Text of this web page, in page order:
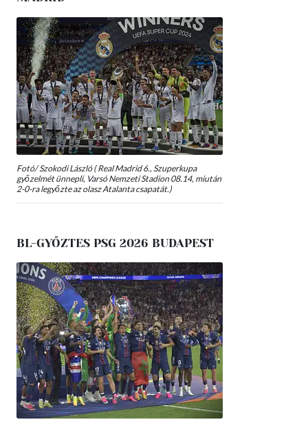
Fotó/ Szokodi László ( Real Madrid 6., Szuperkupa
győzelmét ünnepli, Varsó Nemzeti Stadion 08.14, miután
2-0-ra legyőzte az olasz Atalanta csapatát.)
BL-GYŐZTES PSG 2026 BUDAPEST